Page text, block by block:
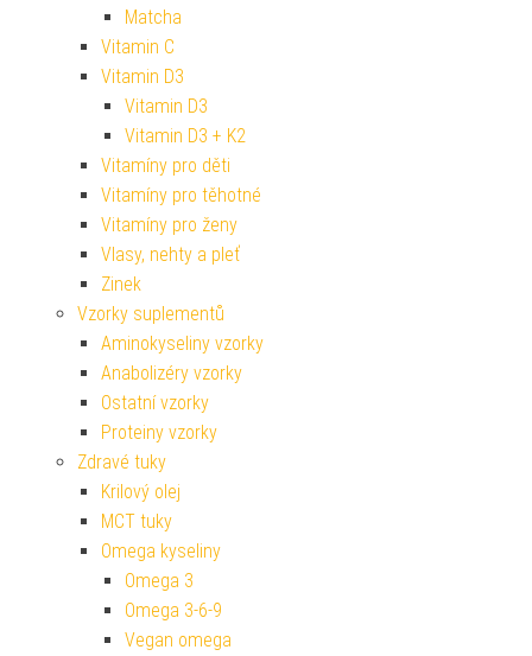
Matcha
Vitamin C
Vitamin D3
Vitamin D3
Vitamin D3 + K2
Vitamíny pro děti
Vitamíny pro těhotné
Vitamíny pro ženy
Vlasy, nehty a pleť
Zinek
Vzorky suplementů
Aminokyseliny vzorky
Anabolizéry vzorky
Ostatní vzorky
Proteiny vzorky
Zdravé tuky
Krilový olej
MCT tuky
Omega kyseliny
Omega 3
Omega 3-6-9
Vegan omega